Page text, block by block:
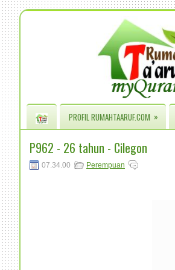
PROFIL RUMAHTAARUF.COM »
P962 - 26 tahun - Cilegon
07.34.00 Perempuan